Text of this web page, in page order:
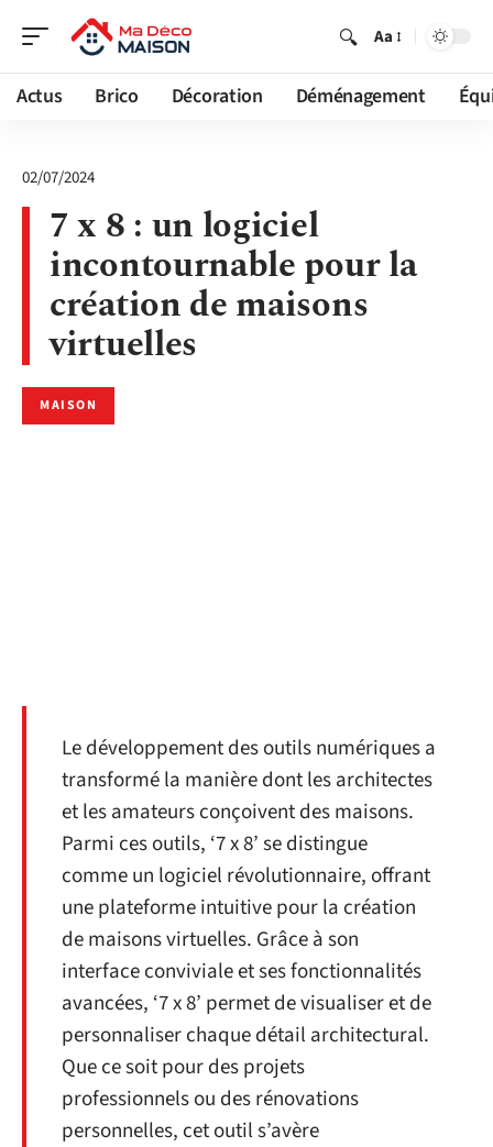
Aa
Actus Brico Décoration Déménagement
02/07/2024
7 x 8 : un logiciel
incontournable pour la
création de maisons
virtuelles
MAISON
Le développement des outils numériques a
transformé la manière dont les architectes
et les amateurs conçoivent des maisons.
Parmi ces outils, ‘7 x 8’ se distingue
comme un logiciel révolutionnaire, offrant
une plateforme intuitive pour la création
de maisons virtuelles. Grâce à son
interface conviviale et ses fonctionnalités
avancées, ‘7 x 8’ permet de visualiser et de
personnaliser chaque détail architectural.
Que ce soit pour des projets
professionnels ou des rénovations
personnelles, cet outil s’avère